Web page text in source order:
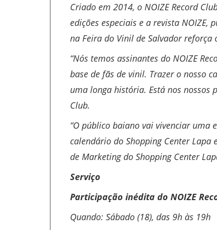
Criado em 2014, o NOIZE Record
edições especiais e a revista
na Feira do Vinil de Salvador
“Nós temos assinantes do NOIZE
base de fãs de vinil. Trazer o nosso
uma longa história. Está nos nossos
Club.
“O público baiano vai vivenciar
calendário do Shopping Center Lapa
de Marketing do Shopping Center
Serviço
Participação inédita do NOIZE
Quando: Sábado (18), das 9h às 19h